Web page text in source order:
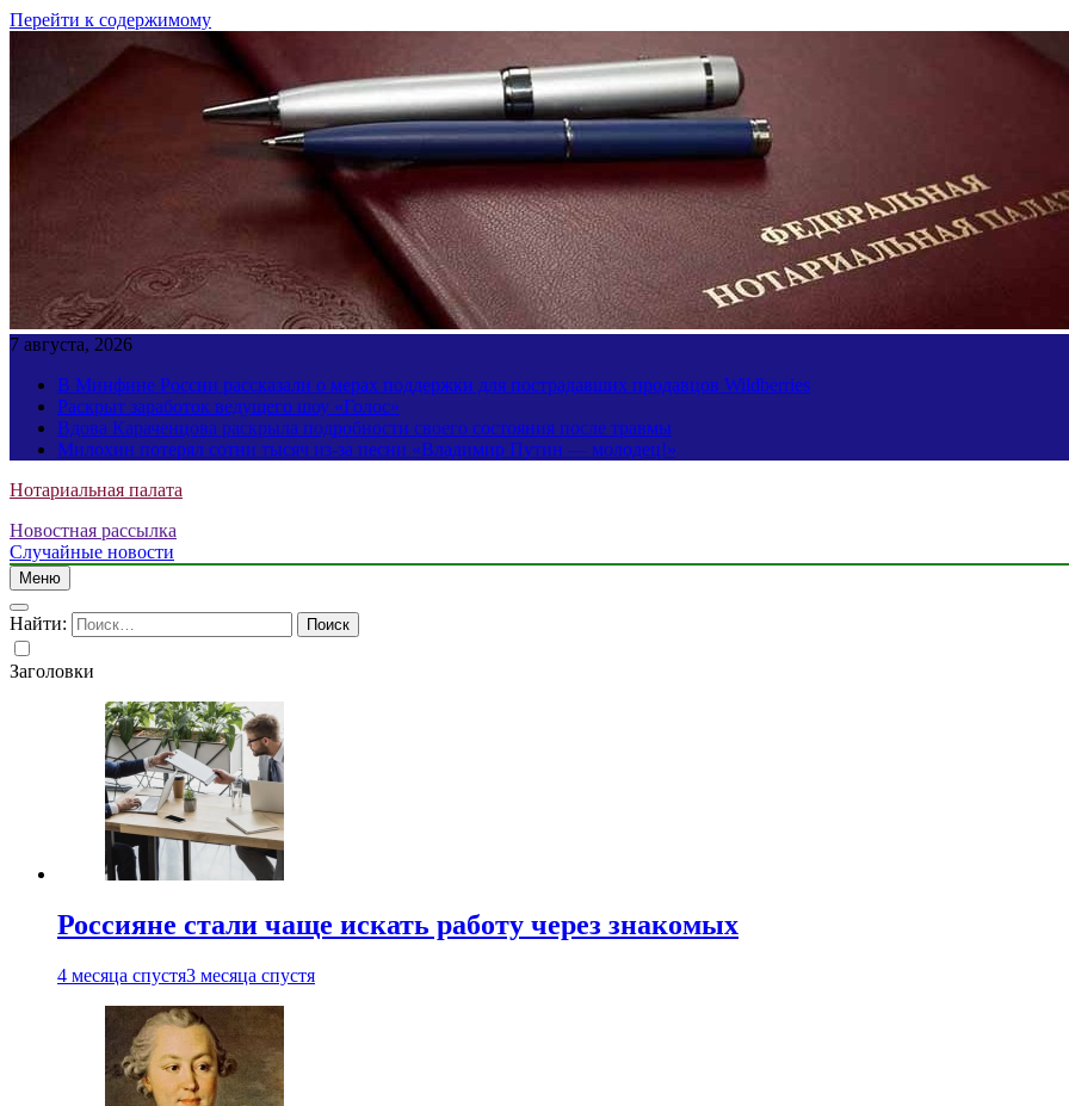
Перейти к содержимому
7 августа, 2026
В Минфине России рассказали о мерах поддержки для пострадавших продавцов Wildberries
Раскрыт заработок ведущего шоу «Голос»
Вдова Караченцова раскрыла подробности своего состояния после травмы
Милохин потерял сотни тысяч из-за песни «Владимир Путин — молодец!»
Нотариальная палата
Новостная рассылка
Случайные новости
Меню
Найти:
Заголовки
Россияне стали чаще искать работу через знакомых
4 месяца спустя3 месяца спустя